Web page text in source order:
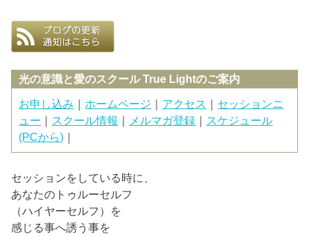
光の意識と愛のスクール True Lightのご案内
お申し込み ｜ ホームページ ｜ アクセス ｜ セッションニ
ュー ｜ スクール情報 ｜ メルマガ登録 ｜ スケジュール
(PCから) ｜
セッションをしている時に、
あなたのトゥルーセルフ
（ハイヤーセルフ）を
感じる事へ誘う事を